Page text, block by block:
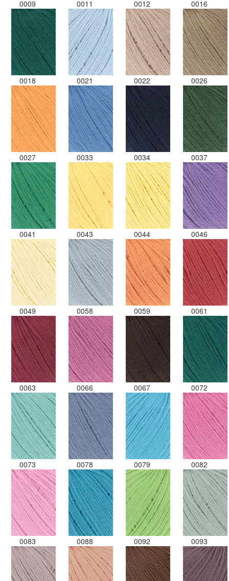
0009 0011 0012 0016
0018 0021 0022 0026
0027 0033 0034 0037
0041 0043 0044 0046
0049 0058 0059 0061
0063 0066 0067 0072
0073 0078 0079 0082
0083 0088 0092 0093